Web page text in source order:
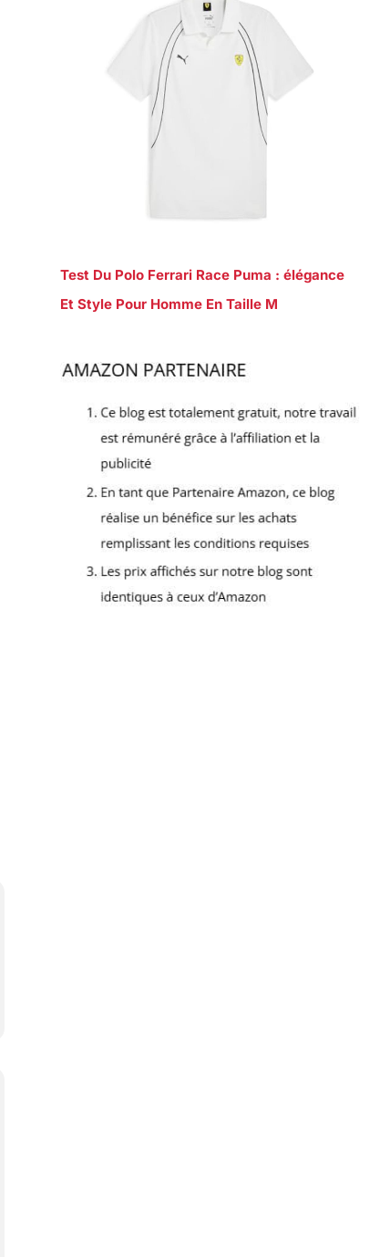
Test Du Polo Ferrari Race Puma : élégance
Et Style Pour Homme En Taille M